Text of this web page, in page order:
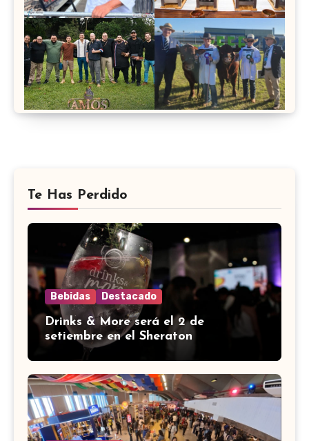
Te Has Perdido
Bebidas Destacado
Drinks & More será el 2 de
setiembre en el Sheraton